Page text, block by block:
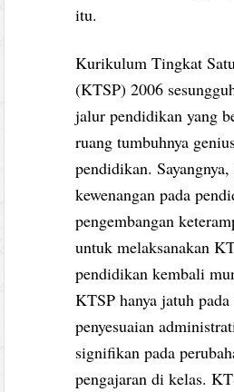
itu.
Kurikulum Tingkat
(KTSP) 2006
jalur pendidikan yang
ruang tumbuhnya
pendidikan.
kewenangan pada
pengembangan
untuk melaksanakan
pendidikan kembali
KTSP hanya jatuh
penyesuaian
signifikan pada
pengajaran di kelas.